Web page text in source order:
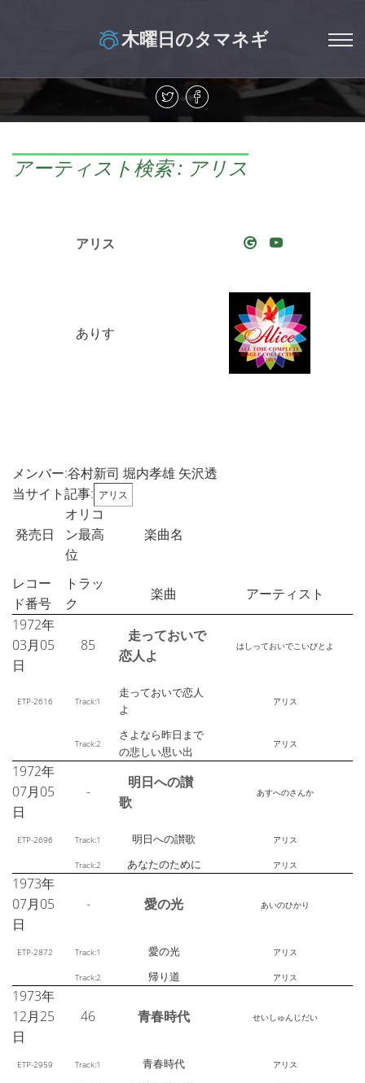
木曜日のタマネギ
アーティスト検索 : アリス
アリス
ありす
メンバー:谷村新司 堀内孝雄 矢沢透
当サイト記事: アリス
発売日
オリコ
ン最高
位
楽曲名
レコー
ド番号
トラッ
ク
楽曲
アーティスト
1972年
03月05
日
85
走っておいで
恋人よ
はしっておいでこいびとよ
ETP-2616 Track:1
走っておいで恋人
よ
アリス
Track:2
さよなら昨日まで
の悲しい思い出
アリス
1972年
07月05
日
-
明日への讃
歌
あすへのさんか
ETP-2696 Track:1 明日への讃歌 アリス
Track:2 あなたのために アリス
1973年
07月05
日
- 愛の光 あいのひかり
ETP-2872 Track:1 愛の光 アリス
Track:2 帰り道 アリス
1973年
12月25
日
46 青春時代 せいしゅんじだい
ETP-2959 Track:1 青春時代 アリス